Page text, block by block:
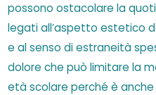
possono ostacolare la
legati all’aspetto estetico
e al senso di estraneità
dolore che può limitare la
età scolare perché è